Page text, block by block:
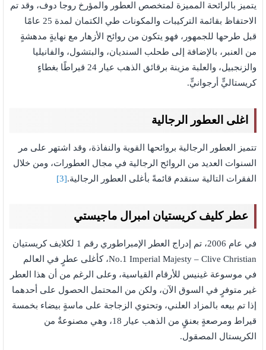
يتميز بالرائحة المميزة لمتخصص العطور والمؤرخ روجا دوف، وقد تم
الاحتفاظ بقائمة التركيبات والمكونات طي الكتمان لمدة 25 عامًا
قبل طرحها للجمهور، فهو يتكون من روائح الأزهار مع نهايةٍ مدهشةٍ
من العنبر، بالإضافة إلى طحلب السنديان، والبتشول، والفانيليا
والزنجبيل، والعلبة مزينة برقائق الذهب عيار 24 قيراطًا بغطاءٍ
كريستاليٍّ أرجوانيٍّ.
اغلى العطور الرجالية
تتميز العطور الرجالية بروائحها القوية والنفاذة، وقد اشتهر على مر
السنوات العديد من الروائح الرجالية في مجال العطورات، ومن خلال
الفقرات التالية سنقدم قائمةً بأغلى العطور الرجالية.[3]
عطر كليف كريستيان امبرال ماجيستي
في عام 2006، تم إدراج العطر الإمبراطوري رقم 1 لكلايف كريستيان
No.1 Imperial Majesty – Clive Christian، كأغلى عطرٍ في العالم
في موسوعة غينيس للأرقام القياسية، وعلى الرغم من أن هذا العطر
غير متوفرٍ في السوق الآن، ولكن من المحتمل الحصول على أحدهما
إذا تم بيعه بالمزاد العلني، وتحتوي الزجاجة على ماسةٍ بيضاء بخمسة
قيراط ومرصعةٍ بعنقٍ من الذهب عيار 18، وهي مصنوعةٌ من
الكريستال المصقول.